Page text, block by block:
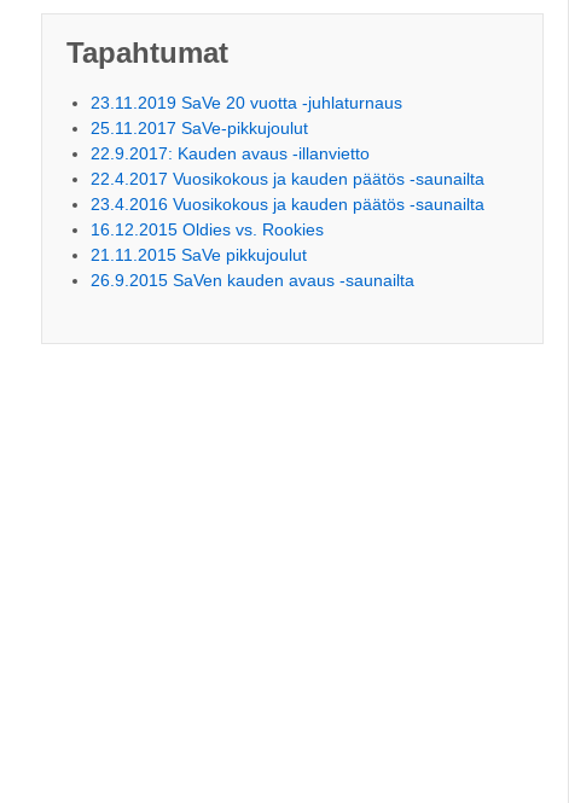
Tapahtumat
23.11.2019 SaVe 20 vuotta -juhlaturnaus
25.11.2017 SaVe-pikkujoulut
22.9.2017: Kauden avaus -illanvietto
22.4.2017 Vuosikokous ja kauden päätös -saunailta
23.4.2016 Vuosikokous ja kauden päätös -saunailta
16.12.2015 Oldies vs. Rookies
21.11.2015 SaVe pikkujoulut
26.9.2015 SaVen kauden avaus -saunailta